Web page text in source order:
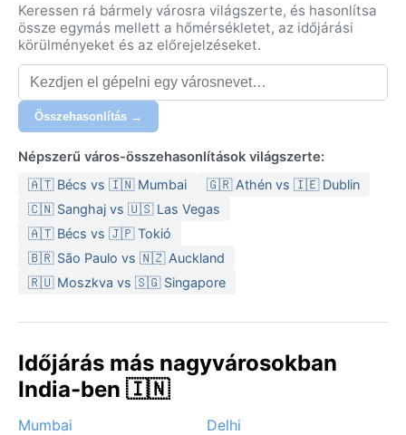
enyhe és száraz, nappal 15–25 °C, éjszaka hűvös. A
legtöbb csapadék a nyári monszun idején hullik; a
levegő ekkor rendkívül nedves. Az utazó könnyű
pamutruházatot pakoljon a forró hónapokra, de egy
vékony pulóver és sál is jól jön a téli estéken,
különösen a szabadtéri szertartásokon.
Időjárás szempontjából a legkedvezőbb időszak
novembertől márciusig tart, amikor a nappalok
kellemesen melegek, az éjszakák hűvösek, és alig esik.
A monszun idején az utcák sárossá válhatnak, de a
természet buja zöldbe borul. Különleges jelenség a
téli reggeli sűrű köd, ami hátráltathatja a közlekedést.
A monszun előtti porviharok is jellemzőek, valamint a
hónapokban kínálja.
Keressen rá bármely városra világszerte, és hasonlítsa
össze egymás mellett a hőmérsékletet, az időjárási
körülményeket és az előrejelzéseket.
Összehasonlítás →
Népszerű város-összehasonlítások világszerte:
🇦🇹 Bécs vs 🇮🇳 Mumbai
🇬🇷 Athén vs 🇮🇪 Dublin
🇨🇳 Sanghaj vs 🇺🇸 Las Vegas
🇦🇹 Bécs vs 🇯🇵 Tokió
🇧🇷 São Paulo vs 🇳🇿 Auckland
🇷🇺 Moszkva vs 🇸🇬 Singapore
Időjárás más nagyvárosokban
India-ben 🇮🇳
Mumbai
Delhi